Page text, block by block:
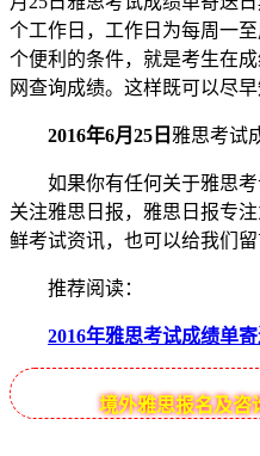
个工作日，工作日为每周一
个便利的条件，就是考生在
网查询成绩。这样既可以尽
2016年6月25日 雅思考试
如果你有任何关于雅思考
关注雅思日报，雅思日报专
鲜考试资讯，也可以给我们
推荐阅读：
2016年雅思考试成绩单
境外雅思报名及咨